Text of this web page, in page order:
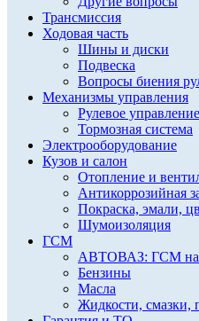
Трансмиссия
Ходовая часть
Шины и диски
Подвеска
Вопросы биения
Механизмы управления
Рулевое управление
Тормозная система
Электрооборудование
Кузов и салон
Отопление и
Антикоррозийная
Покраска, эмали,
Шумоизоляция
ГСМ
АВТОВАЗ: ГСМ на
Бензины
Масла
Жидкости, смазки,